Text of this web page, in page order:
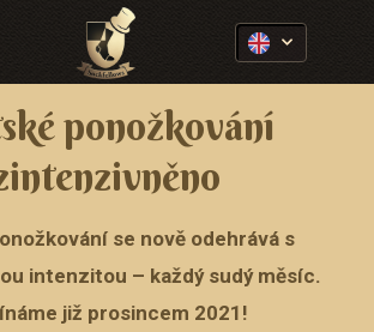
ponožkování
se nově odehrává s
intenzitou – každý sudý měsíc.
již prosincem 2021!